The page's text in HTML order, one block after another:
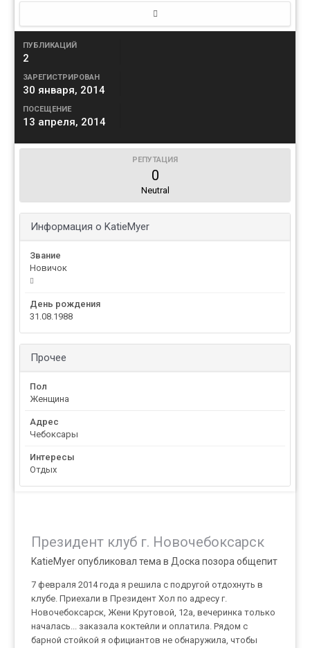
ПУБЛИКАЦИЙ
2
ЗАРЕГИСТРИРОВАН
30 января, 2014
ПОСЕЩЕНИЕ
13 апреля, 2014
РЕПУТАЦИЯ
0
Neutral
Информация о KatieMyer
Звание
Новичок
День рождения
31.08.1988
Прочее
Пол
Женщина
Адрес
Чебоксары
Интересы
Отдых
Президент клуб г. Новочебоксарск
KatieMyer опубликовал тема в Доска позора общепит
7 февраля 2014 года я решила с подругой отдохнуть в
клубе. Приехали в Президент Хол по адресу г.
Новочебоксарск, Жени Крутовой, 12а, вечеринка только
началась... заказала коктейли и оплатила. Рядом с
барной стойкой я официантов не обнаружила, чтобы